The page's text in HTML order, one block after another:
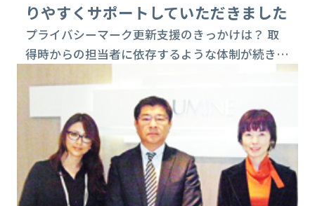
りやすくサポートしていただきました
プライバシーマーク更新支援のきっかけは？ 取
得時からの担当者に依存するような体制が続き、
1回目の更新以降からは、組織的なPMSの運用を
実施すべく見直しを進めてきました。要は、社員
一人ひとりがかかわり、組織全体としてしっかり
個人情報を保護していく、という体制作りを目指
したわけです。 このような状況の中、事務局とし
て自立運用を図るべく、まずは内部監査の実施を
指導していただきました。これに合わせ内部監